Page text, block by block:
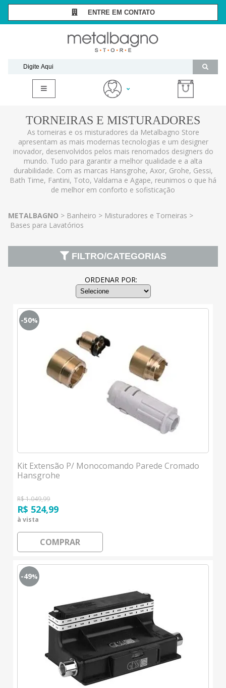
ENTRE EM CONTATO
SÃO PAULO - (11) 3081-7006
RIO DE JANEIRO -
(21) 2294-8091
(11) 99467-1909
Meus Pedidos
TORNEIRAS E MISTURADORES
As torneiras e os misturadores da Metalbagno Store
apresentam as mais modernas tecnologias e um designer
inovador, desenvolvidos pelos mais renomados designers do
mundo. Tudo para garantir a melhor qualidade e a alta
durabilidade. Com as marcas Hansgrohe, Axor, Grohe, Gessi,
Bath Time, Fantini, Toto, Valdama e Agape, reunimos o que há
de melhor em conforto e sofisticação
METALBAGNO Banheiro
Misturadores e Torneiras
Bases para Lavatórios
FILTRO/CATEGORIAS
ORDENAR POR:
-50%
Kit Extensão P/ Monocomando Parede Cromado
Hansgrohe
R$ 1.049,99
R$ 524,99
à vista
COMPRAR
-49%